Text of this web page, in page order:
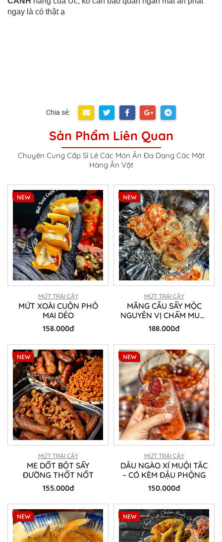
ngay là có thật ạ
Chia sẻ:
Sản Phẩm Liên Quan
Chuyên Cung Cấp Sỉ Lẻ Các Món Ăn Đa Dạng Các Mặt
Hàng Ăn Vặt
MỨT TRÁI CÂY
MỨT XOÀI CUỘN PHÔ
MAI DẺO
158.000đ
NEW
MỨT TRÁI CÂY
MÃNG CẦU SẤY MỘC
NGUYÊN VỊ CHẤM MUỐI
ỚT
188.000đ
NEW
MỨT TRÁI CÂY
ME DỐT BỘT SẤY
ĐƯỜNG THỐT NỐT
155.000đ
NEW
MỨT TRÁI CÂY
DÂU NGÀO XÍ MUỘI TẮC
– CÓ KÈM ĐẬU PHỘNG
150.000đ
NEW
NEW NEW